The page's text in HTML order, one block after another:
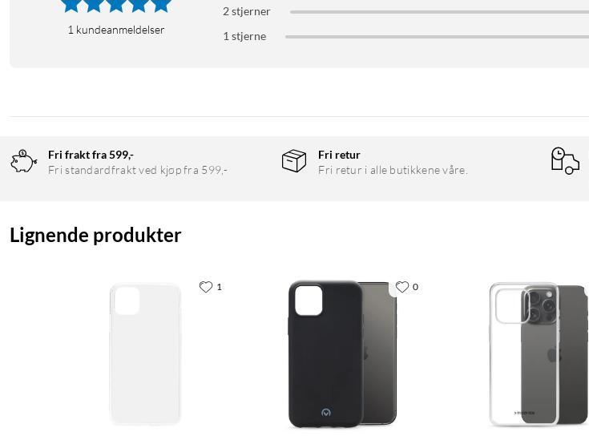
1 kundeanmeldelser
2 stjerner
1 stjerne
Fri frakt fra 599,-
Fri standardfrakt ved kjøp fra 599,-
Fri retur
Fri retur i alle butikkene våre.
Lignende produkter
1 0